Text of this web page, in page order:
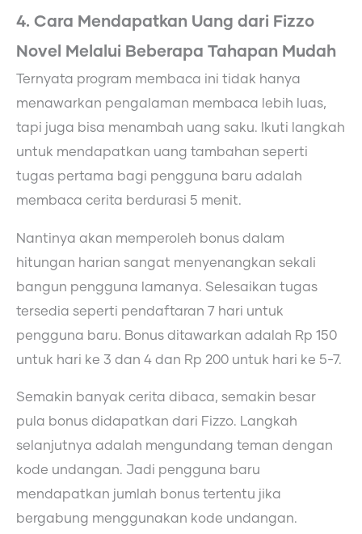
4. Cara Mendapatkan Uang dari Fizzo
Novel Melalui Beberapa Tahapan Mudah
Ternyata program membaca ini tidak hanya
menawarkan pengalaman membaca lebih luas,
tapi juga bisa menambah uang saku. Ikuti langkah
untuk mendapatkan uang tambahan seperti
tugas pertama bagi pengguna baru adalah
membaca cerita berdurasi 5 menit.
Nantinya akan memperoleh bonus dalam
hitungan harian sangat menyenangkan sekali
bangun pengguna lamanya. Selesaikan tugas
tersedia seperti pendaftaran 7 hari untuk
pengguna baru. Bonus ditawarkan adalah Rp 150
untuk hari ke 3 dan 4 dan Rp 200 untuk hari ke 5-7.
Semakin banyak cerita dibaca, semakin besar
pula bonus didapatkan dari Fizzo. Langkah
selanjutnya adalah mengundang teman dengan
kode undangan. Jadi pengguna baru
mendapatkan jumlah bonus tertentu jika
bergabung menggunakan kode undangan.